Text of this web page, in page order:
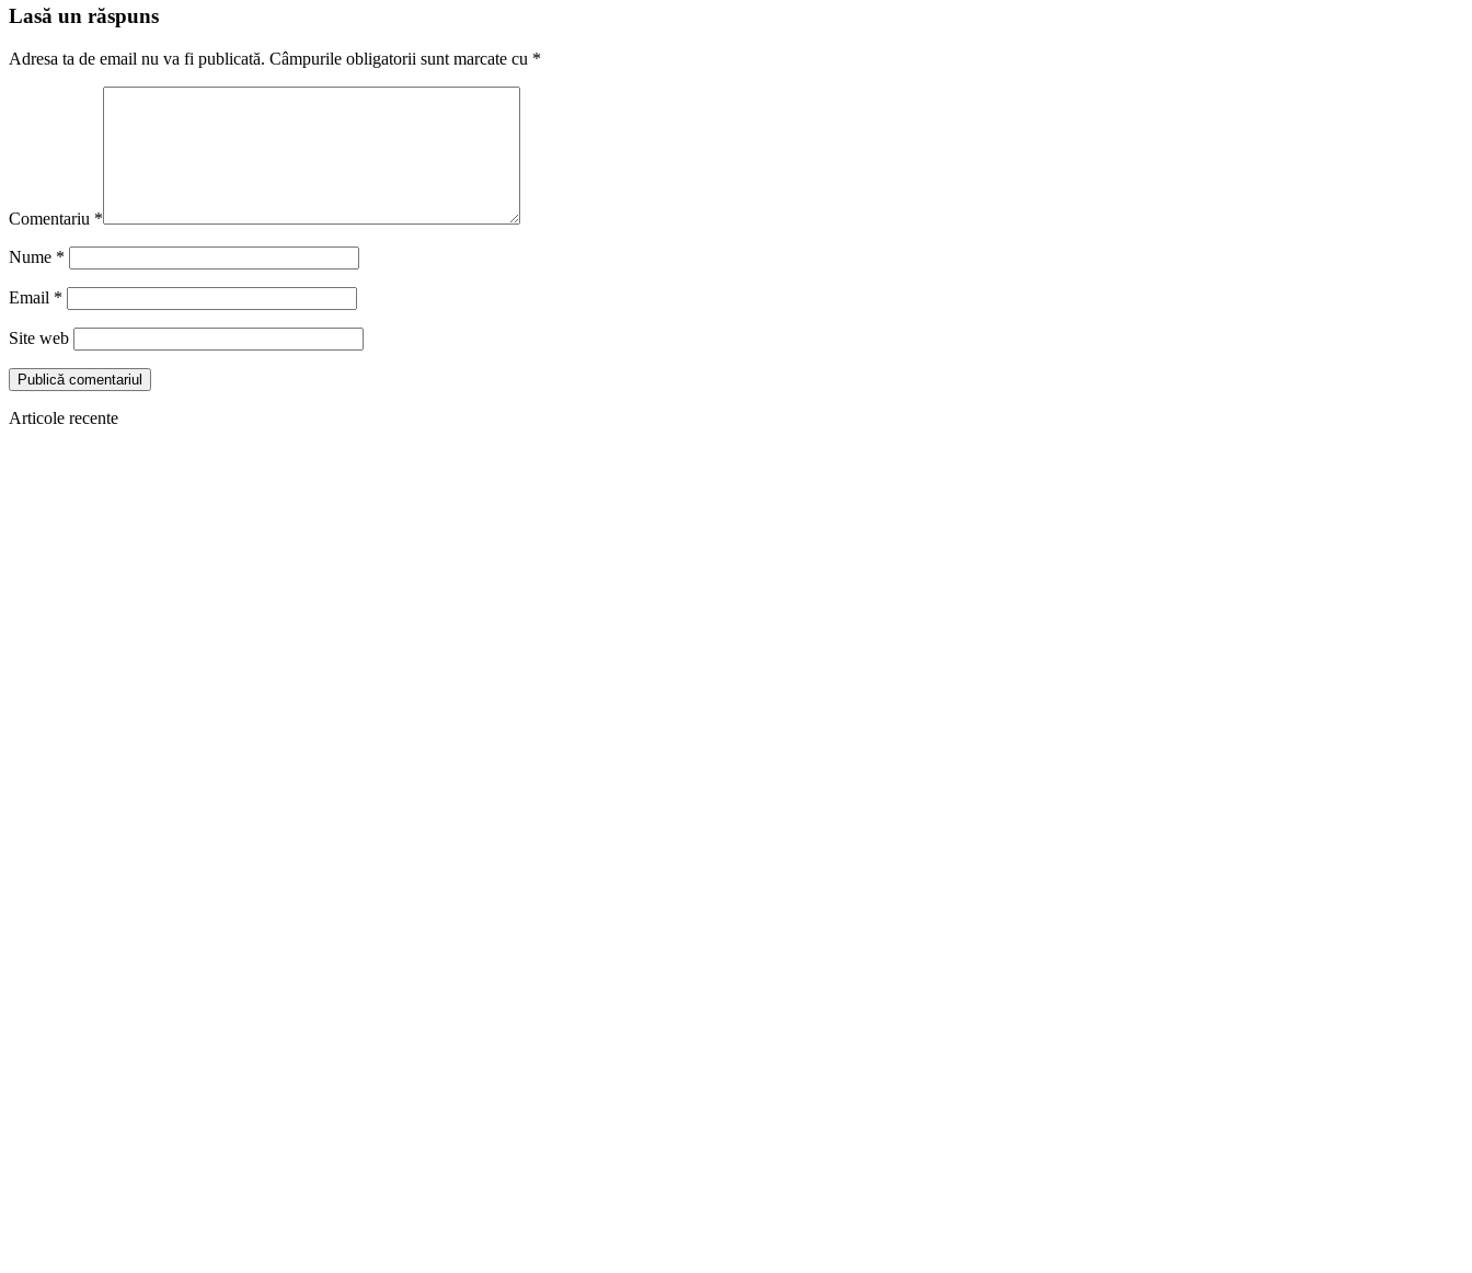
Lasă un răspuns
Adresa ta de email nu va fi publicată. Câmpurile obligatorii sunt marcate cu *
Comentariu *
Nume *
Email *
Site web
Articole recente